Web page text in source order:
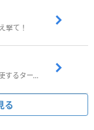
撃て！
武器の『アビリティ』と『戦神』を駆使するターン制コマンドバトルRPG！
る